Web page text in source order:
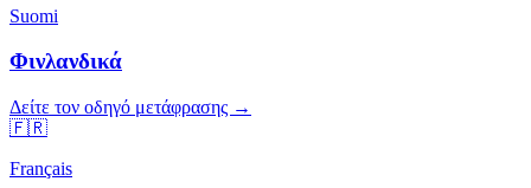
Suomi
Φινλανδικά
Δείτε τον οδηγό μετάφρασης →
🇫🇷
Français